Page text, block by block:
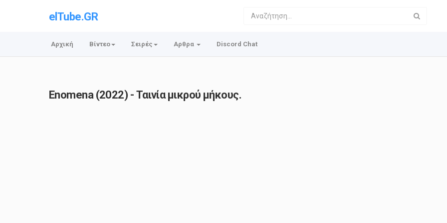
elTube.GR
Αρχική Βίντεο Σειρές Αρθρα Discord Chat
Enomena (2022) - Ταινία μικρού μήκους.